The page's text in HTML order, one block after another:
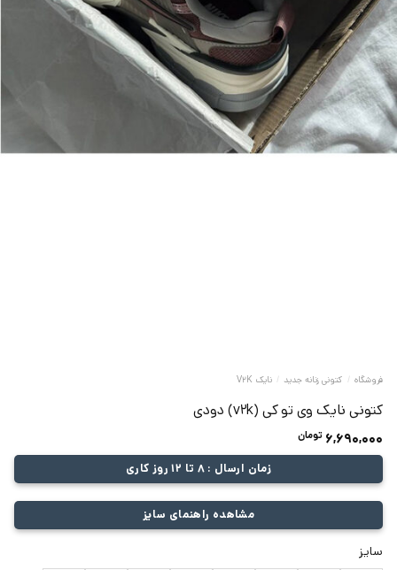
فروشگاه / کتونی زنانه جدید / نایک V2K
کتونی نایک وی تو کی (v2k) دودی
6,690,000تومان
زمان ارسال : 8 تا 12 روز کاری
مشاهده راهنمای سایز
سایز